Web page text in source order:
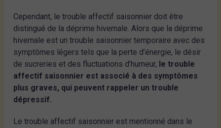
Cependant, le trouble affectif saisonnier doit être
distingué de la déprime hivernale. Alors que la déprime
hivernale est un trouble saisonnier temporaire avec des
symptômes légers tels que la perte d’énergie, le désir
de sucreries et des fluctuations d’humeur, le trouble
affectif saisonnier est associé à des symptômes
plus graves, qui peuvent rappeler un trouble
dépressif.
Le trouble affectif saisonnier est mentionné dans le